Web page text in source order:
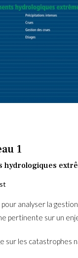
1
hydrologiques
analyser la gestion
pertinente sur un
sur les catastrophes